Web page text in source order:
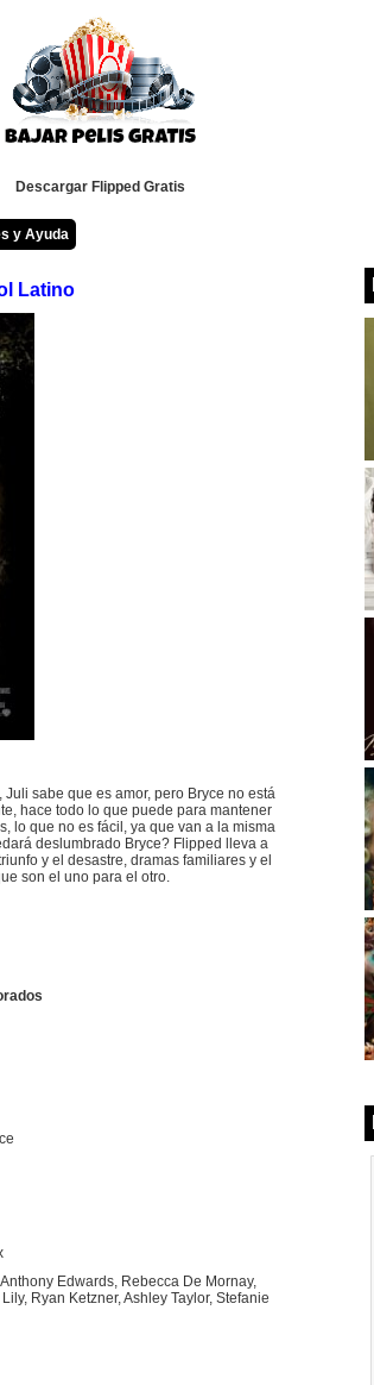
Descargar Flipped Gratis
y Ayuda
Latino
sabe que es amor, pero Bryce no está
hace todo lo que puede para mantener
lo que no es fácil, ya que van a la misma
deslumbrado Bryce? Flipped lleva a
y el desastre, dramas familiares y el
son el uno para el otro.
Edwards, Rebecca De Mornay,
Ryan Ketzner, Ashley Taylor, Stefanie